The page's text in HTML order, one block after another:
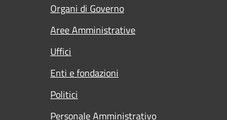
Organi di Governo
Aree Amministrative
Uffici
Enti e fondazioni
Politici
Personale Amministrativo